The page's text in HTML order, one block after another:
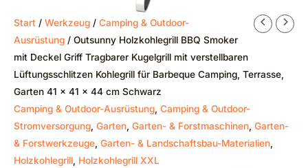
Start / Werkzeug / Camping & Outdoor-
Ausrüstung / Outsunny Holzkohlegrill BBQ Smoker
mit Deckel Griff Tragbarer Kugelgrill mit verstellbaren
Lüftungsschlitzen Kohlegrill für Barbeque Camping, Terrasse,
Garten 41 x 41 x 44 cm Schwarz
Camping & Outdoor-Ausrüstung Camping & Outdoor-
Stromversorgung Garten Garten- & Forstmaschinen Garten-
& Forstwerkzeuge Garten- & Landschaftsbau-Materialien
Holzkohlegrill Holzkohlegrill XXL